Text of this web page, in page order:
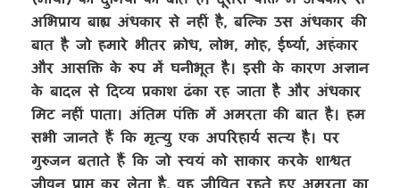
अभिप्राय बाह्य अंधकार से नहीं है, बल्कि उस अंधकार की
बात है जो हमारे भीतर क्रोध, लोभ, मोह, ईर्ष्या, अहंकार
और आसक्ति के रुप में घनीभूत है। इसी के कारण अज्ञान
के बादल से दिव्य प्रकाश ढंका रह जाता है और अंधकार
मिट नहीं पाता। अंतिम पंक्ति में अमरता की बात है। हम
सभी जानते हैं कि मृत्यु एक अपरिहार्य सत्य है। पर
गुरुजन बताते हैं कि जो स्वयं को साकार करके शाश्वत